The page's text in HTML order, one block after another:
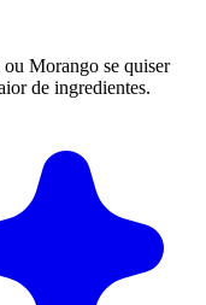
Morango se quiser
de ingredientes.